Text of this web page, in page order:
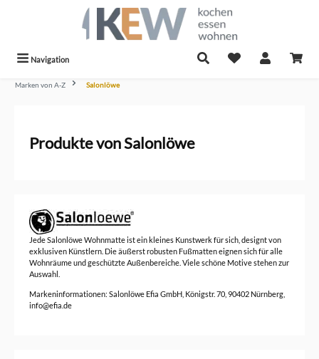
Navigation
Marken von A-Z Salonlöwe
Produkte von Salonlöwe
Jede Salonlöwe Wohnmatte ist ein kleines Kunstwerk für sich, designt von
exklusiven Künstlern. Die äußerst robusten Fußmatten eignen sich für alle
Wohnräume und geschützte Außenbereiche. Viele schöne Motive stehen zur
Auswahl.
Markeninformationen: Salonlöwe Efia GmbH, Königstr. 70, 90402 Nürnberg,
info@efia.de